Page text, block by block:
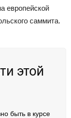
европейской
саммита.
этой
быть в курсе